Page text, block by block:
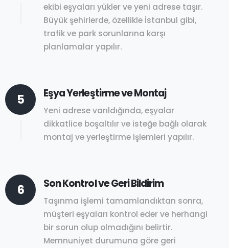
ekibi eşyaları yükler ve yeni adrese taşır.
Büyük şehirlerde, özellikle İstanbul gibi,
trafik ve park sorunlarına karşı
planlamalar yapılır.
5 Eşya Yerleştirme ve Montaj
Yeni adrese varıldığında, eşyalar
dikkatlice boşaltılır ve isteğe bağlı olarak
montaj ve yerleştirme işlemleri yapılır.
6 Son Kontrol ve Geri Bildirim
Taşınma işlemi tamamlandıktan sonra,
müşteri eşyaları kontrol eder ve herhangi
bir sorun olup olmadığını belirtir.
Memnuniyet durumuna göre geri